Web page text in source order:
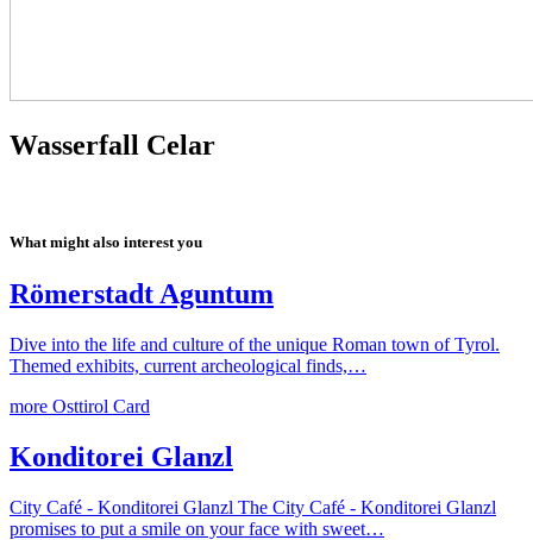
Wasserfall Celar
What might also interest you
Römerstadt Aguntum
Dive into the life and culture of the unique Roman town of Tyrol.
Themed exhibits, current archeological finds,…
more Osttirol Card
Konditorei Glanzl
City Café - Konditorei Glanzl The City Café - Konditorei Glanzl
promises to put a smile on your face with sweet…